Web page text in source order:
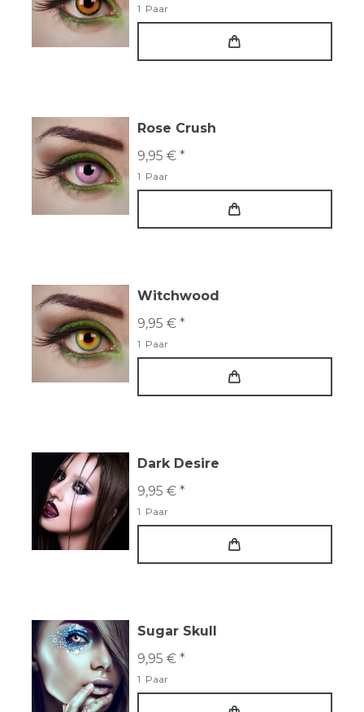
1 Paar
Rose Crush
9,95 € *
1 Paar
Witchwood
9,95 € *
1 Paar
Dark Desire
9,95 € *
1 Paar
Sugar Skull
9,95 € *
1 Paar